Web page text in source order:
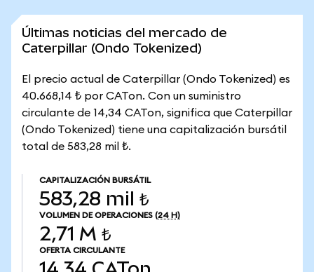
Últimas noticias del mercado de
Caterpillar (Ondo Tokenized)
El precio actual de Caterpillar (Ondo Tokenized) es
40.668,14 ₺ por CATon. Con un suministro
circulante de 14,34 CATon, significa que Caterpillar
(Ondo Tokenized) tiene una capitalización bursátil
total de 583,28 mil ₺.
CAPITALIZACIÓN BURSÁTIL
583,28 mil ₺
VOLUMEN DE OPERACIONES (24 H)
2,71 M ₺
OFERTA CIRCULANTE